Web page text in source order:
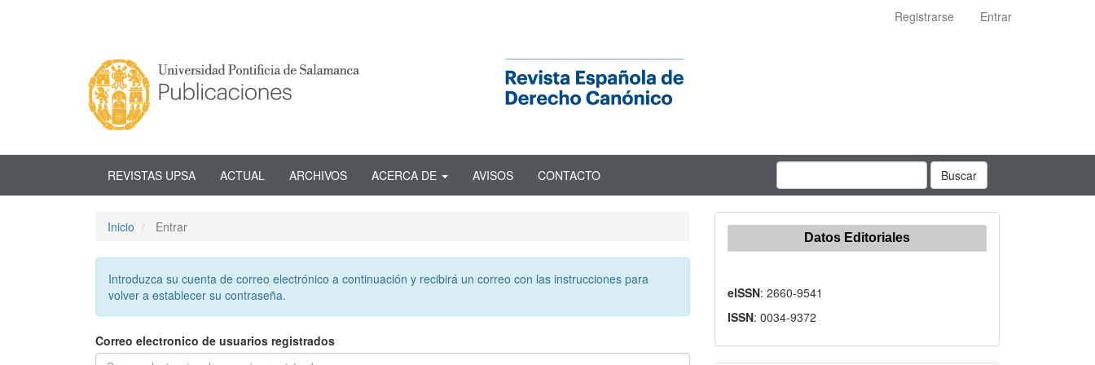
Registrarse Entrar
REVISTAS UPSA ACTUAL ARCHIVOS ACERCA DE AVISOS CONTACTO Buscar
Inicio Entrar
Introduzca su cuenta de correo electrónico a continuación y recibirá un correo con las instrucciones para
volver a establecer su contraseña.
Correo electronico de usuarios registrados
Datos Editoriales
eISSN: 2660-9541
ISSN: 0034-9372